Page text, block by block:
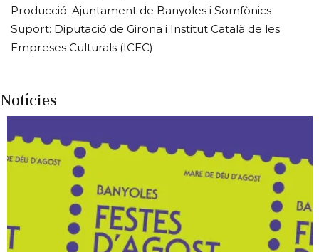
Producció: Ajuntament de Banyoles i Somfònics
Suport: Diputació de Girona i Institut Català de les
Empreses Culturals (ICEC)
Notícies